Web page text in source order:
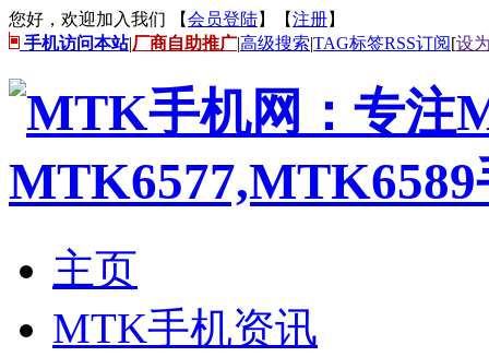
您好，欢迎加入我们 【会员登陆】【注册】
手机访问本站|厂商自助推广|高级搜索|TAG标签RSS订阅[设
主页
MTK手机资讯